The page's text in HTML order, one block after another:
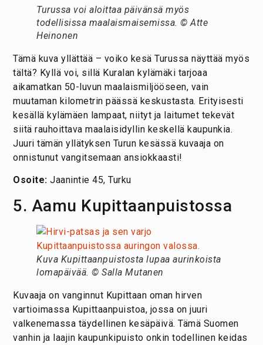
Turussa voi aloittaa päivänsä myös
todellisissa maalaismaisemissa. © Atte
Heinonen
Tämä kuva yllättää – voiko kesä Turussa näyttää myös
tältä? Kyllä voi, sillä Kuralan kylämäki tarjoaa
aikamatkan 50-luvun maalaismiljööseen, vain
muutaman kilometrin päässä keskustasta. Erityisesti
kesällä kylämäen lampaat, niityt ja laitumet tekevät
siitä rauhoittava maalaisidyllin keskellä kaupunkia.
Juuri tämän yllätyksen Turun kesässä kuvaaja on
onnistunut vangitsemaan ansiokkaasti!
Osoite: Jaanintie 45, Turku
5. Aamu Kupittaanpuistossa
Kuva Kupittaanpuistosta lupaa aurinkoista
lomapäivää. © Salla Mutanen
Kuvaaja on vanginnut Kupittaan oman hirven
vartioimassa Kupittaanpuistoa, jossa on juuri
valkenemassa täydellinen kesäpäivä. Tämä Suomen
vanhin ja laajin kaupunkipuisto onkin todellinen keidas